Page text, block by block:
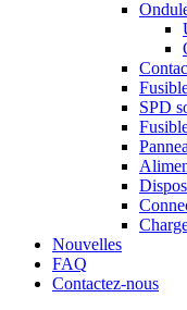
SPD
Nouvelles
FAQ
Contactez-nous